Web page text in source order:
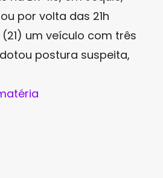
por volta das 21h
um veículo com três
postura suspeita,